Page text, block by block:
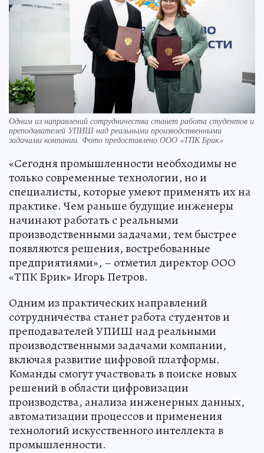
Одним из направлений сотрудничества станет работа студентов и
преподавателей УПИШ над реальными производственными
задачами компании. Фото предоставлено ООО «ТПК Брик»
«Сегодня промышленности необходимы не
только современные технологии, но и
специалисты, которые умеют применять их на
практике. Чем раньше будущие инженеры
начинают работать с реальными
производственными задачами, тем быстрее
появляются решения, востребованные
предприятиями», – отметил директор ООО
«ТПК Брик» Игорь Петров.
Одним из практических направлений
сотрудничества станет работа студентов и
преподавателей УПИШ над реальными
производственными задачами компании,
включая развитие цифровой платформы.
Команды смогут участвовать в поиске новых
решений в области цифровизации
производства, анализа инженерных данных,
автоматизации процессов и применения
технологий искусственного интеллекта в
промышленности.